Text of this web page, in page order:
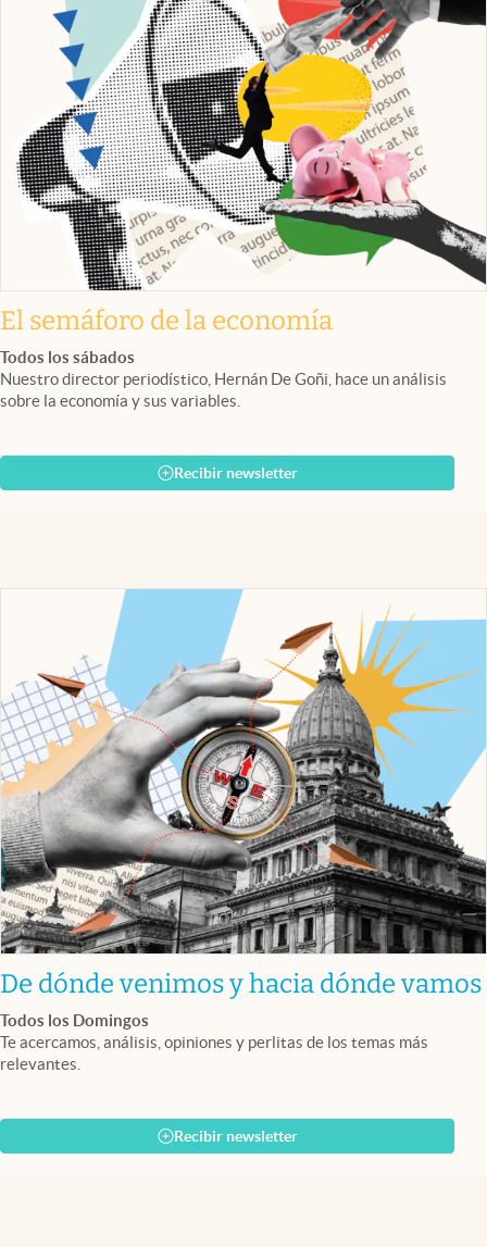
El semáforo de la economía
Todos los sábados
Nuestro director periodístico, Hernán De Goñi, hace un análisis
sobre la economía y sus variables.
Recibir newsletter
De dónde venimos y hacia dónde vamos
Todos los Domingos
Te acercamos, análisis, opiniones y perlitas de los temas más
relevantes.
Recibir newsletter